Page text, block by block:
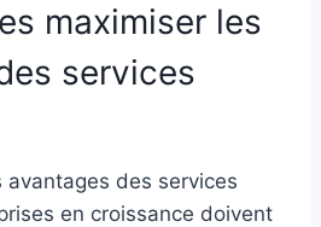
maximiser les
services
avantages des services
en croissance doivent